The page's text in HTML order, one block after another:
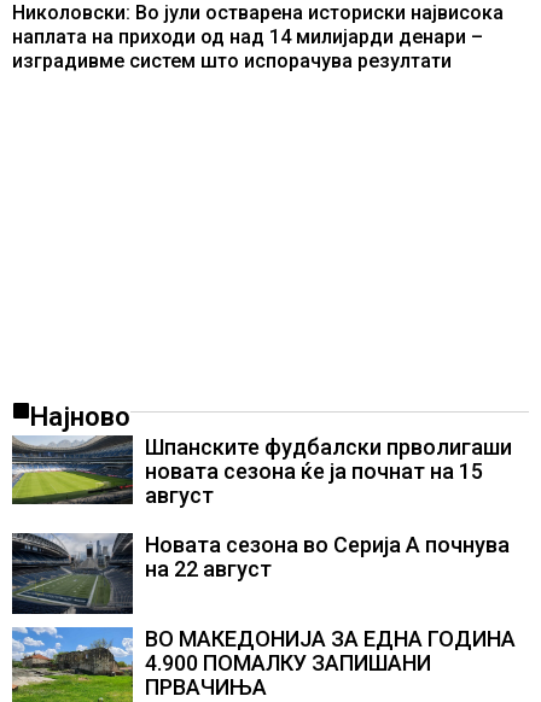
Николовски: Во јули остварена историски највисока
наплата на приходи од над 14 милијарди денари –
изградивме систем што испорачува резултати
Најново
Шпанските фудбалски прволигаши
новата сезона ќе ја почнат на 15
август
Новата сезона во Серија А почнува
на 22 август
ВО МАКЕДОНИЈА ЗА ЕДНА ГОДИНА
4.900 ПОМАЛКУ ЗАПИШАНИ
ПРВАЧИЊА